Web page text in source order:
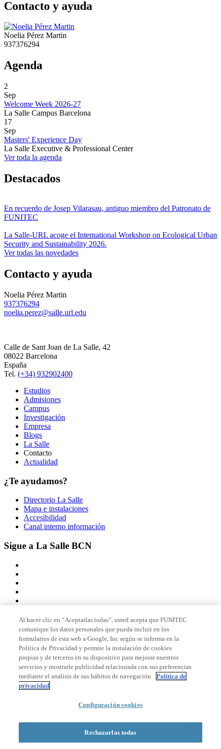
Contacto y ayuda
Noelia Pérez Martin
937376294
Agenda
2
Sep
Welcome Week 2026-27
La Salle Campus Barcelona
17
Sep
Masters' Experience Day
La Salle Executive & Professional Center
Ver toda la agenda
Destacados
En recuerdo de Josep Vilarasau, antiguo miembro del Patronato de
FUNITEC
La Salle-URL acoge el International Workshop on Ecological Urban
Security and Sustainability 2026.
Ver todas las novedades
Contacto y ayuda
Noelia Pérez Martin
937376294
noelia.perez@salle.url.edu
Calle de Sant Joan de La Salle, 42
08022 Barcelona
España
Tel. (+34) 932902400
Estudios
Admisiones
Campus
Investigación
Empresa
Blogs
La Salle
Contacto
Actualidad
¿Te ayudamos?
Directorio La Salle
Mapa e instalaciones
Accesibilidad
Canal interno información
Sigue a La Salle BCN
Miembro de
Acreditaciones
© 2026 La Salle Campus Barcelona - URL |
Formulario de búsqueda
Al hacer clic en “Aceptarlas todas”, usted acepta que FUNITEC
comunique los datos personales que pueda incluir en los
formularios de esta web a Google, Inc según se informa en la
Política de Privacidad y permite la instalación de cookies
propias y de terceros en su dispositivo para mejorar nuestros
servicios y mostrarle publicidad relacionada con sus preferencias
mediante el análisis de sus hábitos de navegación. Política de
privacidad
Configuración cookies
Rechazarlas todas